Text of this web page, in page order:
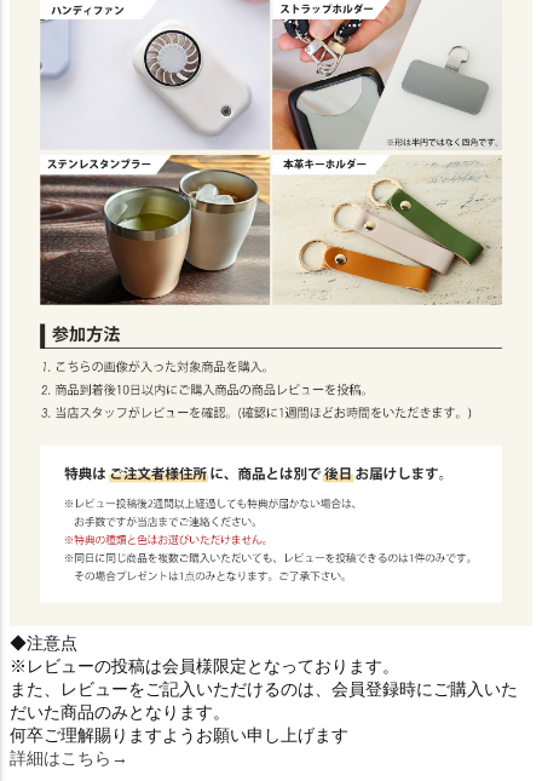
◆注意点
※レビューの投稿は会員様限定となっております。
また、レビューをご記入いただけるのは、会員登録時にご購入いた
だいた商品のみとなります。
何卒ご理解賜りますようお願い申し上げます
詳細はこちら→